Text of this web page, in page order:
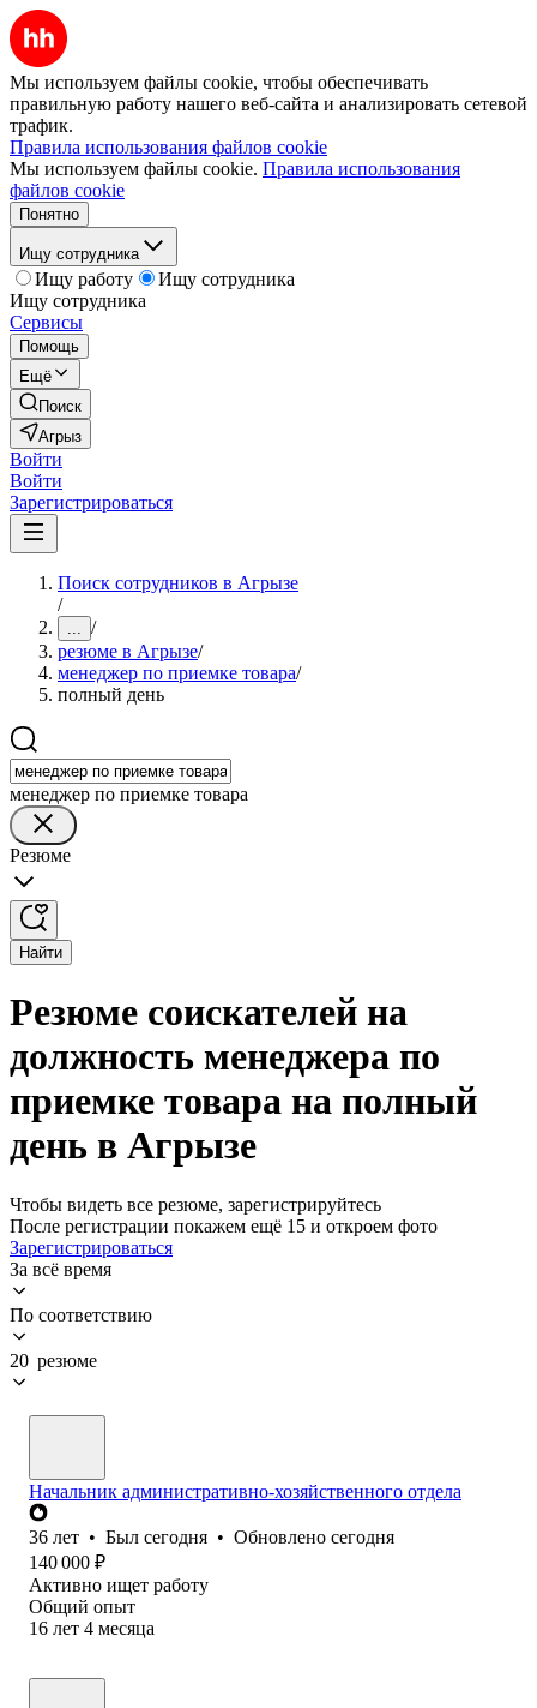
Мы используем файлы cookie, чтобы обеспечивать
правильную работу нашего веб-сайта и анализировать сетевой
трафик.
Правила использования файлов cookie
Мы используем файлы cookie. Правила использования
файлов cookie
Понятно
Ищу сотрудника
Ищу работу
Ищу сотрудника
Ищу сотрудника
Сервисы
Помощь
Ещё
Поиск
Агрыз
Войти
Войти
Зарегистрироваться
Поиск сотрудников в Агрызе
/
... /
резюме в Агрызе/
менеджер по приемке товара/
полный день
менеджер по приемке товара
Резюме
Найти
Резюме соискателей на
должность менеджера по
приемке товара на полный
день в Агрызе
Чтобы видеть все резюме, зарегистрируйтесь
После регистрации покажем ещё 15 и откроем фото
Зарегистрироваться
За всё время
По соответствию
20 резюме
Начальник административно-хозяйственного отдела
36 лет • Был сегодня • Обновлено сегодня
140 000 ₽
Активно ищет работу
Общий опыт
16 лет 4 месяца